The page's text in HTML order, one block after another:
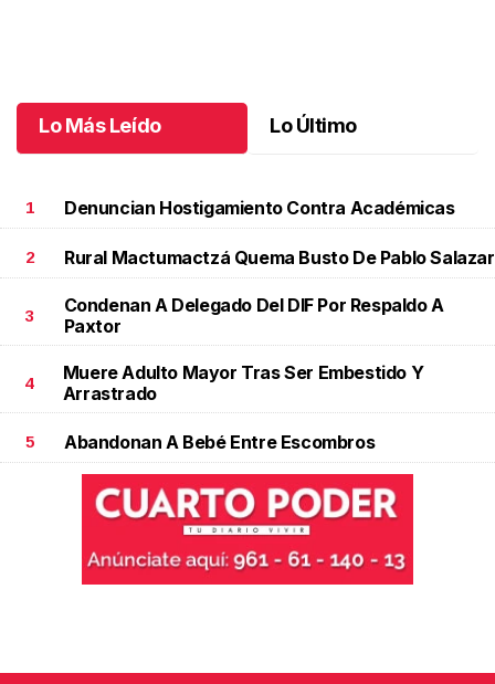
Lo Más Leído Lo Último
1 Denuncian Hostigamiento Contra Académicas
2 Rural Mactumactzá Quema Busto De Pablo Salazar
3
Condenan A Delegado Del DIF Por Respaldo A
Paxtor
4
Muere Adulto Mayor Tras Ser Embestido Y
Arrastrado
5 Abandonan A Bebé Entre Escombros